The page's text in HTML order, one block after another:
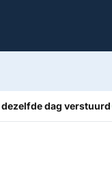
dezelfde dag verstuurd